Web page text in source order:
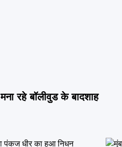
रहे बॉलीवुड के बादशाह